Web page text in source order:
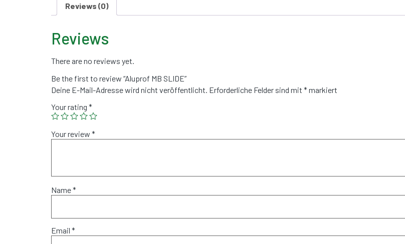
Reviews (0)
Reviews
There are no reviews yet.
Be the first to review “Aluprof MB SLIDE”
Deine E-Mail-Adresse wird nicht veröffentlicht. Erforderliche Felder sind mit *markiert
Your rating *
Your review *
Name*
Email *